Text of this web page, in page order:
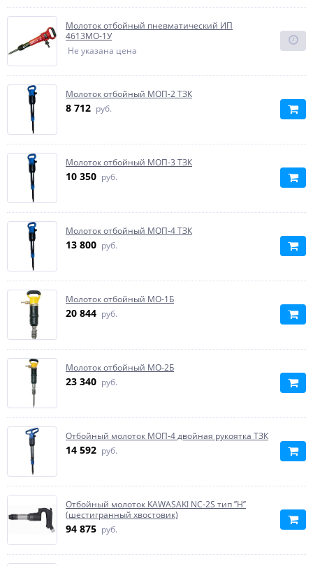
Молоток отбойный пневматический ИП
4613МО-1У
Не указана цена
Молоток отбойный МОП-2 ТЗК
8 712 руб.
Молоток отбойный МОП-3 ТЗК
10 350 руб.
Молоток отбойный МОП-4 ТЗК
13 800 руб.
Молоток отбойный МО-1Б
20 844 руб.
Молоток отбойный МО-2Б
23 340 руб.
Отбойный молоток МОП-4 двойная рукоятка ТЗК
14 592 руб.
Отбойный молоток KAWASAKI NC-2S тип ’’H’’
(шестигранный хвостовик)
94 875 руб.